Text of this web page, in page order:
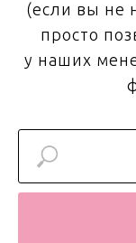
(если вы не
просто
у наших